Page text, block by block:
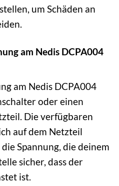
um Schäden an
am Nedis DCPA004
am Nedis DCPA004
oder einen
Die verfügbaren
auf dem Netzteil
Spannung, die deinem
sicher, dass der
ist.